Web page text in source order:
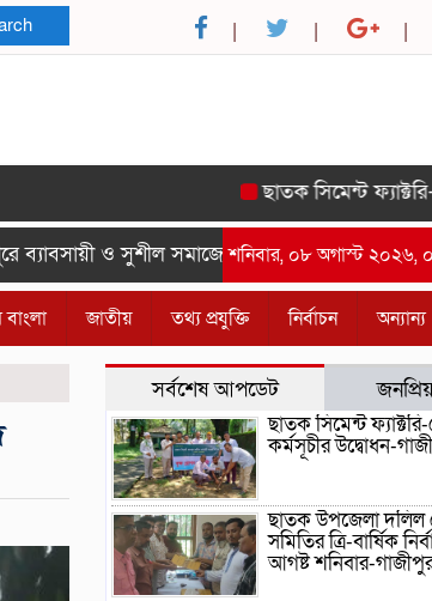
ছাতক সিমেন্ট ফ্যাক্টরি-
ও সুশীল সমাজের সম্মানে সাইদ জুটনের ইফতার
শনিবার, ০৮ অগাস্ট ২০২৬,
বাংলা জাতীয় তথ্য প্রযুক্তি নির্বাচন অন্যান্য
সর্বশেষ আপডেট
ছাতক সিমেন্ট
কর্মসূচীর উদ্বোধন-
ছাতক উপজেলা
সমিতির ত্রি-বার্ষিক
আগষ্ট শনিবার-